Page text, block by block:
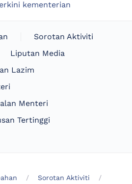
kementerian
Sorotan Aktiviti
Liputan Media
Lazim
Menteri
Tertinggi
Sorotan Aktiviti